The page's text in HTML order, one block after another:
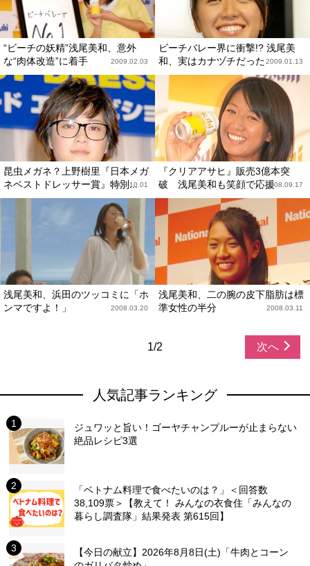
“ビーチの妖精”浅尾美和、意外
な“肉体改造”に着手
2009.02.03
ビーチバレー界に衝撃!? 浅尾美
和、実はカナヅチだった2009.01.13
昆虫メガネ？上野樹里『日本メガ
ネベストドレッサー賞』特別...
2008.10.01
『クリアアサヒ』販売3億本突
破 浅尾美和も笑顔で応援2008.09.17
浅尾美和、浜田のツッコミに「ホ
ンマですよ！」
2008.03.20
浅尾美和、二の腕の皮下脂肪は標
準女性の半分
2008.03.11
1/2 次へ
人気記事ランキング
ジュワッと旨い！ゴーヤチャンプルーが止まらない
絶品レシピ3選
「ベトナム料理で食べたいのは？」＜回答数
38,109票＞【教えて！ みんなの衣食住「みんなの
暮らし調査隊」結果発表 第615回】
【今日の献立】2026年8月8日(土)「牛肉とコーン